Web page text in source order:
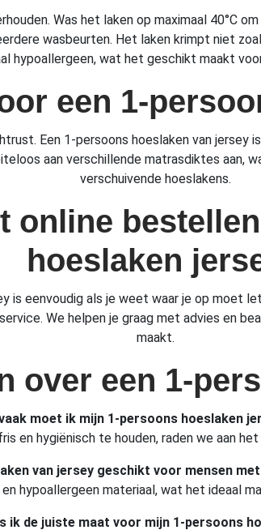
Was het laken op maximaal 40°C
wasbeurten. Het laken krimpt niet
hypoallergeen, wat het geschikt maakt
een 1-
Een 1-persoons hoeslaken van
aan verschillende matrasdiktes
verschuivende hoeslakens.
online
hoeslaken
is eenvoudig als je weet waar je op moet
We helpen je graag met advies en
maakt.
over een 1-
moet ik mijn 1-persoons hoeslaken
en hygiënisch te houden, raden we aan
van jersey geschikt voor mensen
hypoallergeen materiaal, wat het ideaal
ik de juiste maat voor mijn 1-persoons